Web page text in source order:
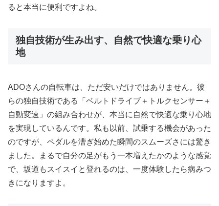
ると本当に便利ですよね。
独自技術が生み出す、自然で快適な乗り心
地
ADOさんの自転車は、ただ安いだけではありません。彼
らの独自技術である「ベルトドライブ＋トルクセンサー＋
自動変速」の組み合わせが、本当に自然で快適な乗り心地
を実現しているんです。私も以前、試乗する機会があった
のですが、ペダルを漕ぎ始めた瞬間のスムーズさには驚き
ました。まるで自分の足がもう一本増えたかのような感覚
で、坂道もスイスイと登れるのは、一度体験したら病みつ
きになりますよ。